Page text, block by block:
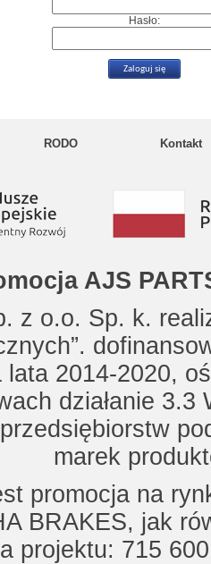
Hasło:
RODO Kontakt
AJS
z o.o. Sp. k.
lata 2014-2020,
działanie
marek
promocja na
BRAKES, jak
projektu: 715